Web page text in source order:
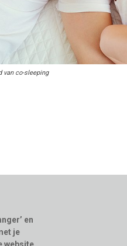
van co-sleeping
en
je